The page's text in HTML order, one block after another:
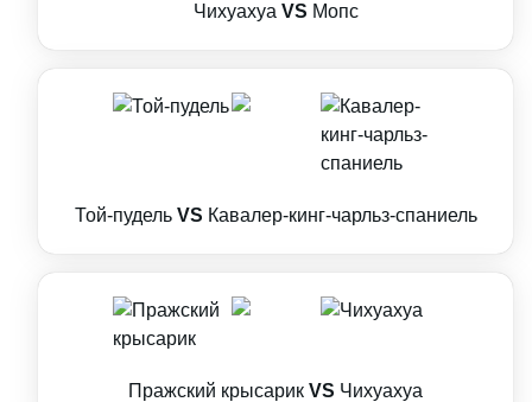
Чихуахуа VS Мопс
Той-пудель VS Кавалер-кинг-чарльз-спаниель
Пражский крысарик VS Чихуахуа